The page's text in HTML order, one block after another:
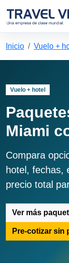
Inicio Vuelo +
Vuelo + hotel
Miami
Compara
hotel, fechas,
precio total
Ver más
Pre-cotizar sin